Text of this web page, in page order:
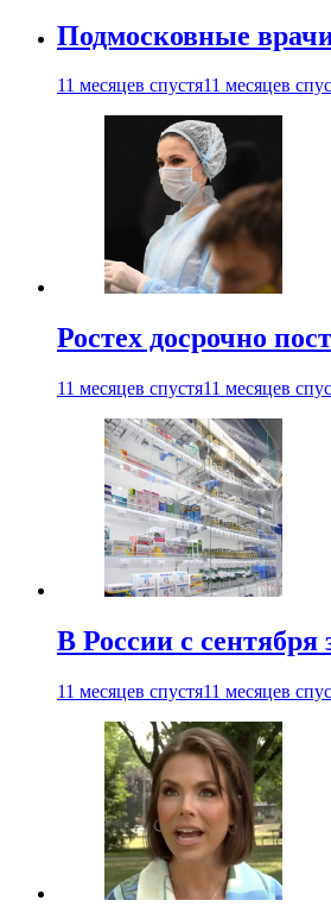
Подмосковные
11 месяцев спустя11 месяцев
Ростех досрочно
11 месяцев спустя11 месяцев
В России с
11 месяцев спустя11 месяцев